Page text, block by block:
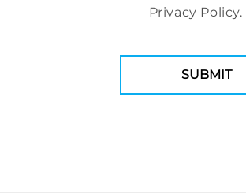
Privacy Policy.